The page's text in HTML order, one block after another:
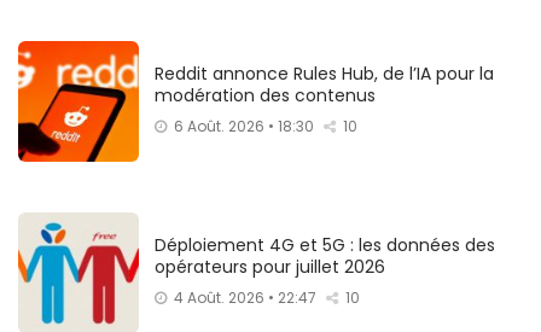
Reddit annonce Rules Hub, de l’IA pour la
modération des contenus
6 Août. 2026 • 18:30 10
Déploiement 4G et 5G : les données des
opérateurs pour juillet 2026
4 Août. 2026 • 22:47 10